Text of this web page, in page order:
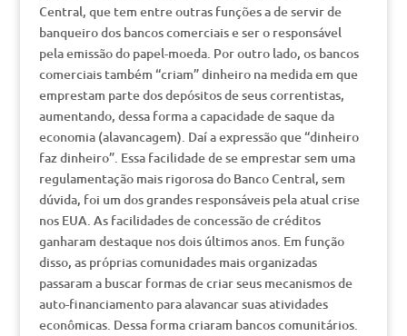
Central, que tem entre outras funções a de servir de
banqueiro dos bancos comerciais e ser o responsável
pela emissão do papel-moeda. Por outro lado, os bancos
comerciais também “criam” dinheiro na medida em que
emprestam parte dos depósitos de seus correntistas,
aumentando, dessa forma a capacidade de saque da
economia (alavancagem). Daí a expressão que “dinheiro
faz dinheiro”. Essa facilidade de se emprestar sem uma
regulamentação mais rigorosa do Banco Central, sem
dúvida, foi um dos grandes responsáveis pela atual crise
nos EUA. As facilidades de concessão de créditos
ganharam destaque nos dois últimos anos. Em função
disso, as próprias comunidades mais organizadas
passaram a buscar formas de criar seus mecanismos de
auto-financiamento para alavancar suas atividades
econômicas. Dessa forma criaram bancos comunitários.